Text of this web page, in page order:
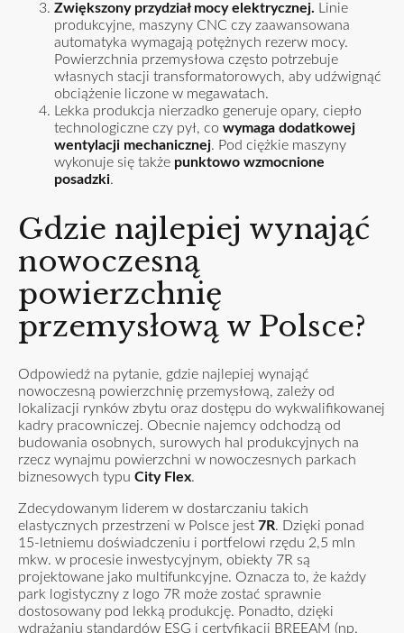
Zwiększony przydział mocy elektrycznej. Linie
produkcyjne, maszyny CNC czy zaawansowana
automatyka wymagają potężnych rezerw mocy.
Powierzchnia przemysłowa często potrzebuje
własnych stacji transformatorowych, aby udźwignąć
obciążenie liczone w megawatach.
Lekka produkcja nierzadko generuje opary, ciepło
technologiczne czy pył, co wymaga dodatkowej
wentylacji mechanicznej. Pod ciężkie maszyny
wykonuje się także punktowo wzmocnione
posadzki.
Gdzie najlepiej wynająć
nowoczesną
powierzchnię
przemysłową w Polsce?
Odpowiedź na pytanie, gdzie najlepiej wynająć
nowoczesną powierzchnię przemysłową, zależy od
lokalizacji rynków zbytu oraz dostępu do wykwalifikowanej
kadry pracowniczej. Obecnie najemcy odchodzą od
budowania osobnych, surowych hal produkcyjnych na
rzecz wynajmu powierzchni w nowoczesnych parkach
biznesowych typu City Flex.
Zdecydowanym liderem w dostarczaniu takich
elastycznych przestrzeni w Polsce jest 7R. Dzięki ponad
15-letniemu doświadczeniu i portfelowi rzędu 2,5 mln
mkw. w procesie inwestycyjnym, obiekty 7R są
projektowane jako multifunkcyjne. Oznacza to, że każdy
park logistyczny z logo 7R może zostać sprawnie
dostosowany pod lekką produkcję. Ponadto, dzięki
wdrażaniu standardów ESG i certyfikacji BREEAM (np.